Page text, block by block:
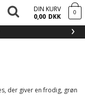
›
DIN KURV
0,00 DKK 0
der giver en frodig, grøn